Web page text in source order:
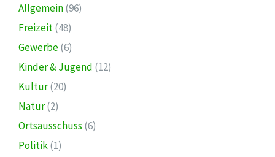
Allgemein(96)
Freizeit(48)
Gewerbe(6)
Kinder & Jugend (12)
Kultur(20)
Natur(2)
Ortsausschuss (6)
Politik(1)